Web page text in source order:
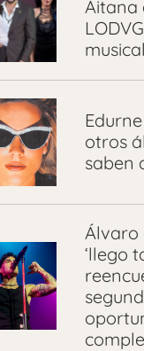
Aitana
Edurne
otros
saben
Álvaro
‘llego